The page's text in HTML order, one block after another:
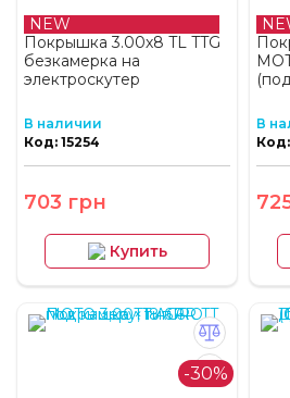
NEW
Покрышка 3.00х8 TL TTG
безкамерка на
электроскутер
В наличии
Код: 15254
703 грн
Купить
В
Код:
-30%